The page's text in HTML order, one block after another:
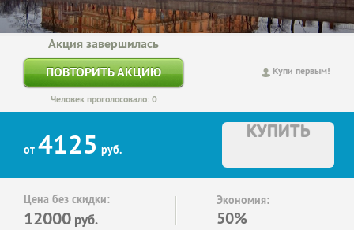
Купи первым!
Акция завершилась
ПОВТОРИТЬ АКЦИЮ
Человек проголосовало: 0
от 4125 руб.
КУПИТЬ
Цена без скидки:
12000 руб.
Экономия:
50%